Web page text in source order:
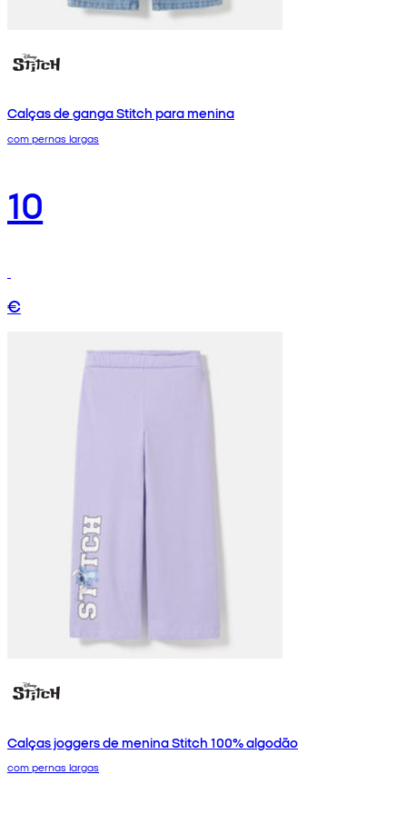
Calças de ganga Stitch para menina
com pernas largas
10
€
Calças joggers de menina Stitch 100% algodão
com pernas largas